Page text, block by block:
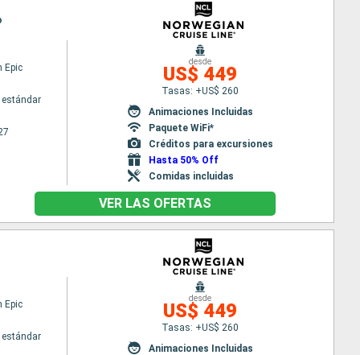
Epic
desde
US$ 449
Tasas: +US$ 260
Animaciones Incluidas
Paquete WiFi*
Créditos para excursiones
Hasta 50% Off
Comidas incluidas
VER LAS OFERTAS
Epic
desde
US$ 449
Tasas: +US$ 260
Animaciones Incluidas